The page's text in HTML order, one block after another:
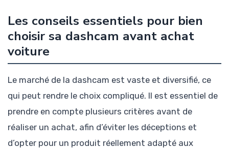
Les conseils essentiels pour bien
choisir sa dashcam avant achat
voiture
Le marché de la dashcam est vaste et diversifié, ce
qui peut rendre le choix compliqué. Il est essentiel de
prendre en compte plusieurs critères avant de
réaliser un achat, afin d’éviter les déceptions et
d’opter pour un produit réellement adapté aux